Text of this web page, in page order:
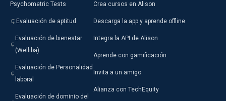
Psychometric Tests
Evaluación de aptitud
Evaluación de bienestar
(Welliba)
Evaluación de Personalidad
laboral
Evaluación de dominio del
Crea cursos en Alison
Descarga la app y aprende offline
Integra la API de Alison
Aprende con gamificación
Invita a un amigo
Alianza con TechEquity